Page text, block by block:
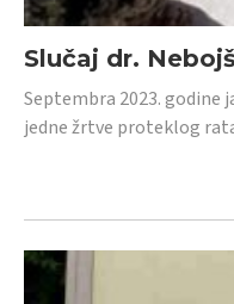
Slučaj dr.
Septembra 2023. godine
jedne žrtve proteklog